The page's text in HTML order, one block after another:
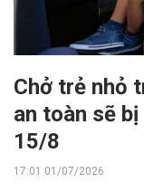
Chở trẻ nhỏ
an toàn sẽ
15/8
17:01 01/07/2026